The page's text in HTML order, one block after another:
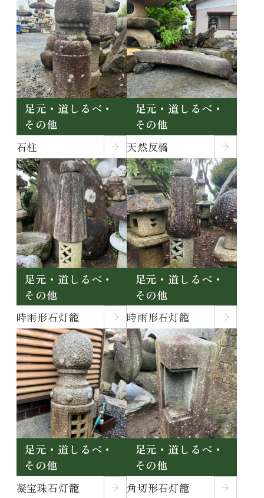
足元・道しるべ・
その他
石柱
足元・道しるべ・
その他
天然反橋
足元・道しるべ・
その他
時雨形石灯籠
足元・道しるべ・
その他
時雨形石灯籠
足元・道しるべ・
その他
凝宝珠石灯籠
足元・道しるべ・
その他
角切形石灯籠